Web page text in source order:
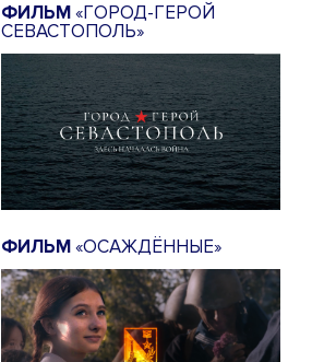
ФИЛЬМ«ГОРОД-ГЕРОЙ
СЕВАСТОПОЛЬ»
ФИЛЬМ«ОСАЖДЁННЫЕ»